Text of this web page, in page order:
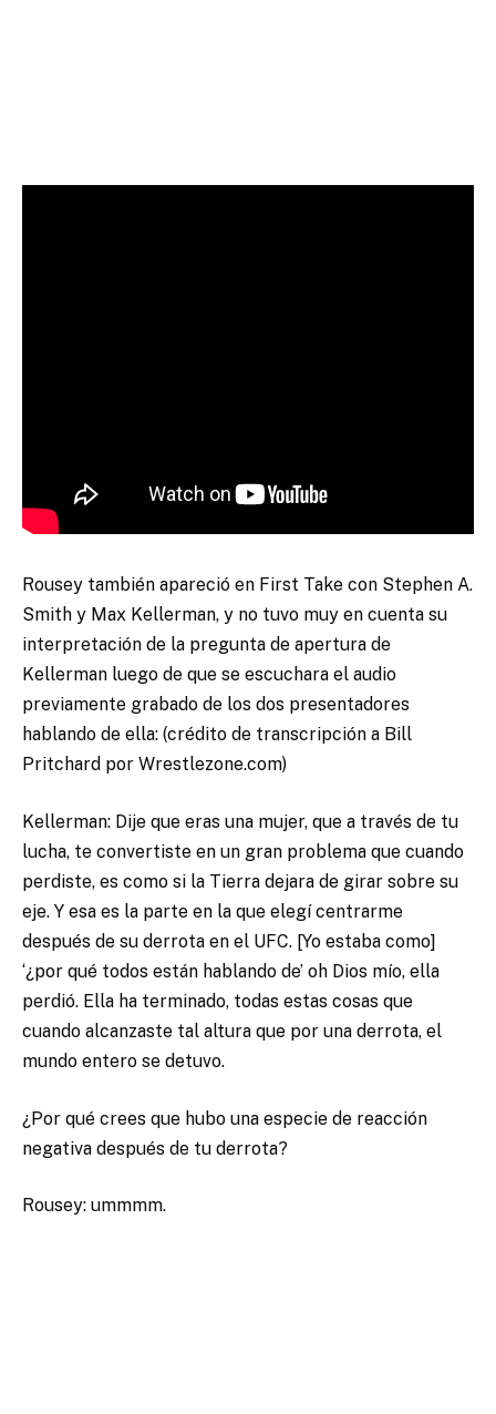
Rousey también apareció en First Take con Stephen A.
Smith y Max Kellerman, y no tuvo muy en cuenta su
interpretación de la pregunta de apertura de
Kellerman luego de que se escuchara el audio
previamente grabado de los dos presentadores
hablando de ella: (crédito de transcripción a Bill
Pritchard por Wrestlezone.com)
Kellerman: Dije que eras una mujer, que a través de tu
lucha, te convertiste en un gran problema que cuando
perdiste, es como si la Tierra dejara de girar sobre su
eje. Y esa es la parte en la que elegí centrarme
después de su derrota en el UFC. [Yo estaba como]
‘¿por qué todos están hablando de’ oh Dios mío, ella
perdió. Ella ha terminado, todas estas cosas que
cuando alcanzaste tal altura que por una derrota, el
mundo entero se detuvo.
¿Por qué crees que hubo una especie de reacción
negativa después de tu derrota?
Rousey: ummmm.